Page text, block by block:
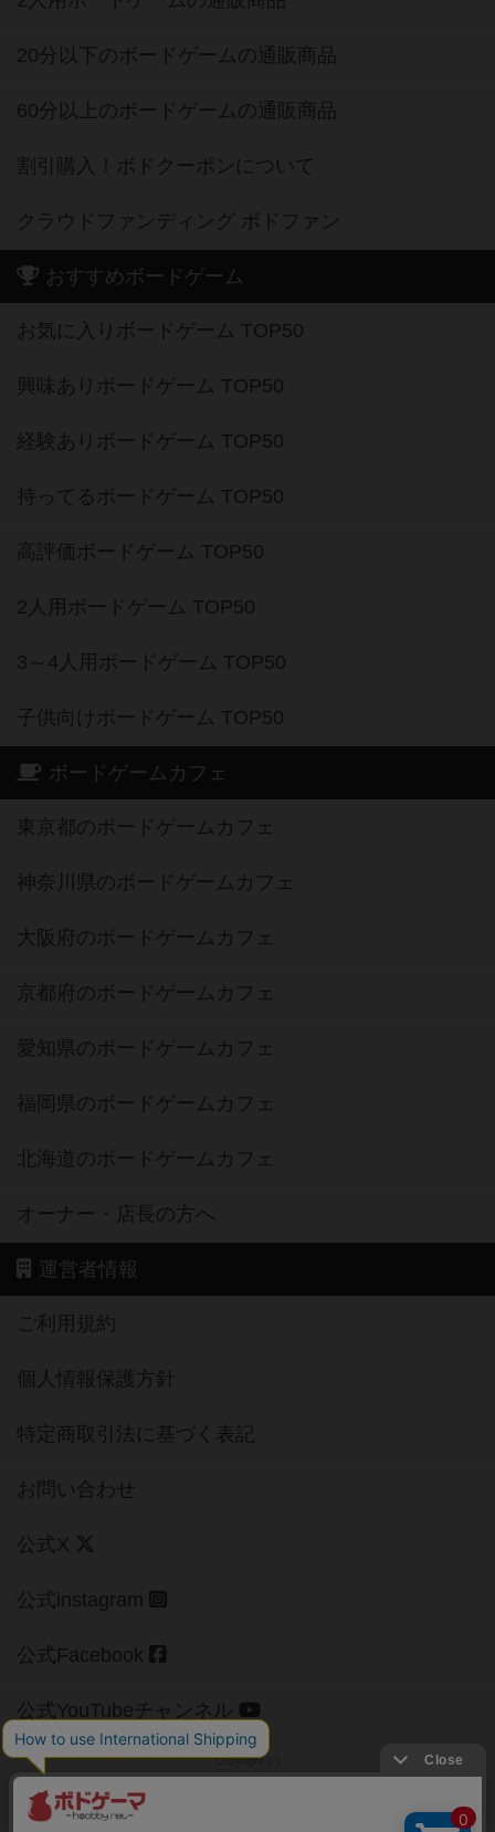
20分以下のボードゲームの通販商品
60分以上のボードゲームの通販商品
割引購入！ボドクーポンについて
クラウドファンディング ボドファン
おすすめボードゲーム
お気に入りボードゲーム TOP50
興味ありボードゲーム TOP50
経験ありボードゲーム TOP50
持ってるボードゲーム TOP50
高評価ボードゲーム TOP50
2人用ボードゲーム TOP50
3～4人用ボードゲーム TOP50
子供向けボードゲーム TOP50
ボードゲームカフェ
東京都のボードゲームカフェ
神奈川県のボードゲームカフェ
大阪府のボードゲームカフェ
京都府のボードゲームカフェ
愛知県のボードゲームカフェ
福岡県のボードゲームカフェ
北海道のボードゲームカフェ
オーナー・店長の方へ
運営者情報
ご利用規約
個人情報保護方針
特定商取引法に基づく表記
お問い合わせ
公式X
公式instagram
公式Facebook
公式YouTubeチャンネル
Copyright (c)
【ボドゲーマ】ボードゲームの総合情報サイト